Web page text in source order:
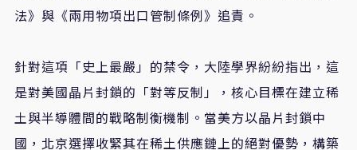
法》與《兩用物項出口管制條例》追責。
針對這項「史上最嚴」的禁令，大陸學界紛紛指出，這
是對美國晶片封鎖的「對等反制」，核心目標在建立稀
土與半導體間的戰略制衡機制。當美方以晶片封鎖中
國，北京選擇收緊其在稀土供應鏈上的絕對優勢，構築